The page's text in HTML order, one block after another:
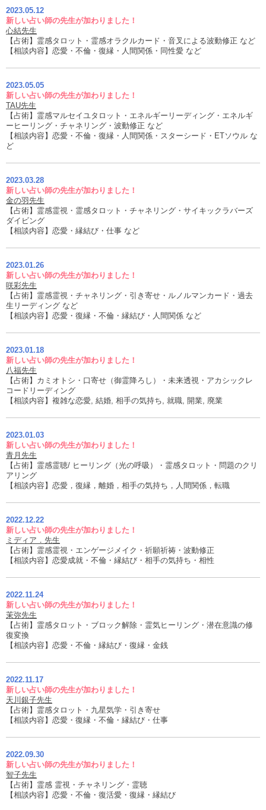
2023.05.12
新しい占い師の先生が加わりました！
心結先生
【占術】霊感タロット・霊感オラクルカード・音叉による波動修正 など
【相談内容】恋愛・不倫・復縁・人間関係・同性愛 など
2023.05.05
新しい占い師の先生が加わりました！
TAU先生
【占術】霊感マルセイユタロット・エネルギーリーディング・エネルギ
ーヒーリング・チャネリング・波動修正 など
【相談内容】恋愛・不倫・復縁・人間関係・スターシード・ETソウル な
ど
2023.03.28
新しい占い師の先生が加わりました！
金の羽先生
【占術】霊感霊視・霊感タロット・チャネリング・サイキックラバーズ
ダイビング
【相談内容】恋愛・縁結び・仕事 など
2023.01.26
新しい占い師の先生が加わりました！
咲彩先生
【占術】霊感霊視・チャネリング・引き寄せ・ルノルマンカード・過去
生リーディング など
【相談内容】恋愛・復縁・不倫・縁結び・人間関係 など
2023.01.18
新しい占い師の先生が加わりました！
八福先生
【占術】カミオトシ・口寄せ（御霊降ろし）・未来透視・アカシックレ
コードリーディング
【相談内容】複雑な恋愛, 結婚, 相手の気持ち, 就職, 開業, 廃業
2023.01.03
新しい占い師の先生が加わりました！
青月先生
【占術】霊感霊聴/ ヒーリング（光の呼吸）・霊感タロット・問題のクリ
アリング
【相談内容】恋愛，復縁，離婚，相手の気持ち，人間関係，転職
2022.12.22
新しい占い師の先生が加わりました！
ミディア．先生
【占術】霊感霊視・エンゲージメイク・祈願祈祷・波動修正
【相談内容】恋愛成就・不倫・縁結び・相手の気持ち・相性
2022.11.24
新しい占い師の先生が加わりました！
茉弥先生
【占術】霊感タロット・ブロック解除・霊気ヒーリング・潜在意識の修
復変換
【相談内容】恋愛・不倫・縁結び・復縁・金銭
2022.11.17
新しい占い師の先生が加わりました！
天川銀子先生
【占術】霊感タロット・九星気学・引き寄せ
【相談内容】恋愛・復縁・不倫・縁結び・仕事
2022.09.30
新しい占い師の先生が加わりました！
智子先生
【占術】霊感 霊視・チャネリング・霊聴
【相談内容】恋愛・不倫・復活愛・復縁・縁結び